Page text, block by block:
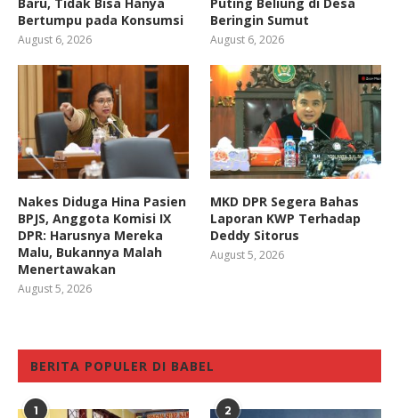
Baru, Tidak Bisa Hanya
Bertumpu pada Konsumsi
August 6, 2026
Puting Beliung di Desa
Beringin Sumut
August 6, 2026
Nakes Diduga Hina Pasien
BPJS, Anggota Komisi IX
DPR: Harusnya Mereka
Malu, Bukannya Malah
Menertawakan
August 5, 2026
MKD DPR Segera Bahas
Laporan KWP Terhadap
Deddy Sitorus
August 5, 2026
BERITA POPULER DI BABEL
1 2